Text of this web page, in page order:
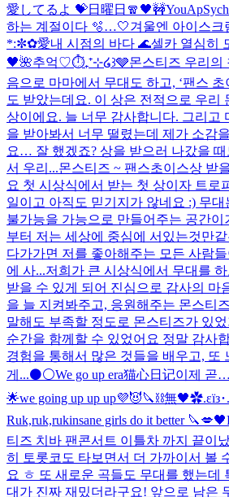
愛してるよ 💝日曜日🧣 🖤
하는 계절이다 🫧…🤍겨울엔 아이스크
*:✼✿愛내 시점의 바다 🌊셀카 열심히
🖤🌺추억♡⏱️₊⁺⊹໒꒱🩶몬스티즈 우리의
음으로 마마에서 무대도 하고, ‘팬스
도 받았는데요. 이 상은 전적으로 우리
상이에요. 늘 너무 감사합니다. 그리고
을 받아봐서 너무 떨렸는데 제가 소감
요… 잘 했겠죠? 상을 받으러 나갔을 때
서 우리...몬스티즈 ~ 팬스초이스상 받
요 첫 시상식에서 받는 첫 상이자 트로
일이고 아직도 믿기지가 않네요 :) 무
불가능을 가능으로 만들어주는 공간
부터 저는 세상에 중심에 서있는것만같
다가가면 저를 좋아해주는 모든 사람
에 사...저희가 큰 시상식에서 무대를
받을 수 있게 되어 진심으로 감사의 마
을 늘 지켜봐주고, 응원해주는 몬스티
말해도 부족할 정도로 몬스티즈가 있
순간을 함께할 수 있었어요 정말 감사
경험을 통해서 많은 것들을 배우고, 또
게...⚫️⚪️We go up era猫心日记이제 곧
🌟we going up up up💜😈🔪⛓️無🖤✿.εïз･
Ruk,ruk,rukinsane girls do it better 🔪💋🖤
티즈 치바 팬콘서트 이틀차 까지 끝이
히 토롯코도 타보면서 더 가까이서 볼
요 ㅎ 또 새로운 곡들도 무대를 했는데
대가 진짜 재밌더라구요! 앞으로 남은